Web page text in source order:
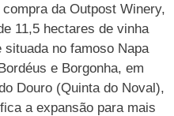
da Outpost Winery,
11,5 hectares de vinha
no famoso Napa
e Borgonha, em
Douro (Quinta do Noval),
a expansão para mais